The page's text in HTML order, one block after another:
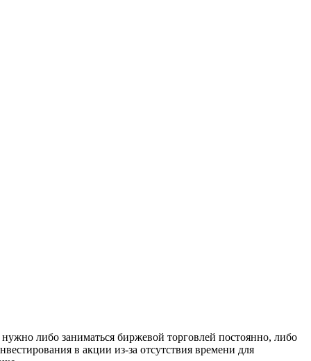
либо заниматься биржевой торговлей постоянно, либо
в акции из-за отсутствия времени для